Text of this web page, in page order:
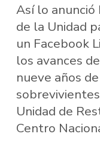
Así lo anunció
de la Unidad
un Facebook
los avances
nueve años
Unidad de
Centro